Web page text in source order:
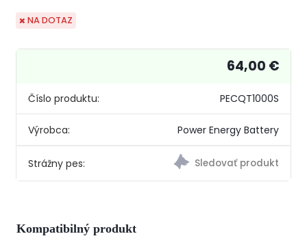
NA DOTAZ
Číslo produktu: PECQT1000S
Výrobca: Power Energy Battery
64,00 €
Strážny pes:
Kompatibilný produkt